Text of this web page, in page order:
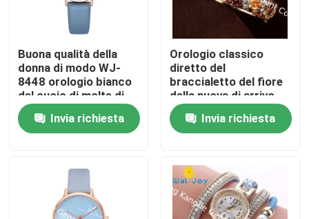
Casa
Prodotti
Circa noi
Buona qualità della
donna di modo WJ-
8448 orologio bianco
del cuoio di molte di
colori donne della
banda Invia richiesta
Orologio classico
diretto del
braccialetto del fiore
della nuova di arrivo
WJ-6534 fabbrica
unica di progettazione
Invia richiesta